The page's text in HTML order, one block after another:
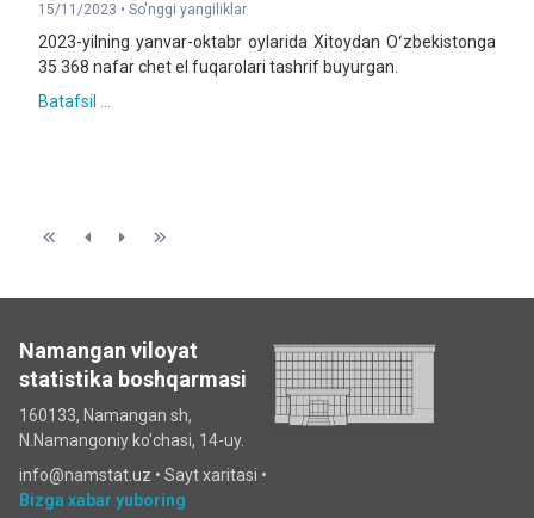
15/11/2023 • So'nggi yangiliklar
2023-yilning yanvar-oktabr oylarida Xitoydan Oʻzbekistonga
35 368 nafar chet el fuqarolari tashrif buyurgan.
Batafsil ...
Namangan viloyat
statistika boshqarmasi
160133, Namangan sh,
N.Namangoniy ko'chasi, 14-uy.
info@namstat.uz • Sayt xaritasi •
Bizga xabar yuboring